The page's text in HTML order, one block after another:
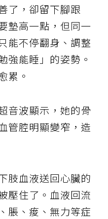
了，卻留下腳跟
墊高一點，但同一
能不停翻身、調整
強能睡」的姿勢。
累。
音波顯示，她的骨
管腔明顯變窄，造
肢血液送回心臟的
壓住了。血液回流
脹、痠、無力等症